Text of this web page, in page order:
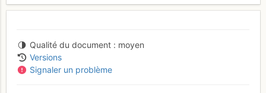
Qualité du document
moyen
Versions
Signaler un problème